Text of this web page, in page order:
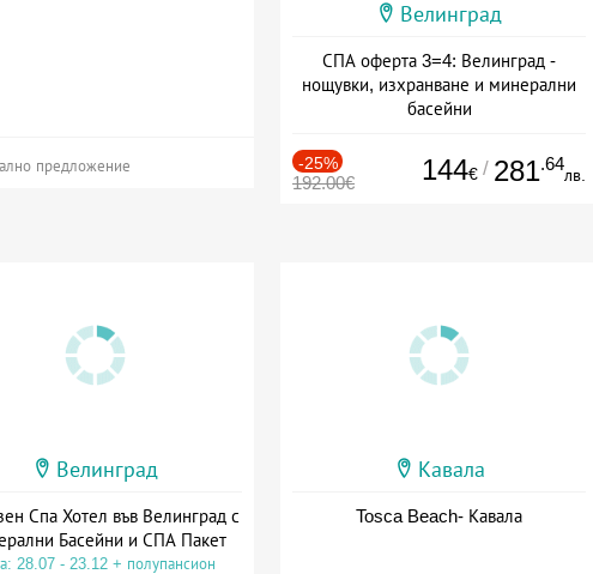
предложение
Велинград
СПА оферта 3=4: Велинград -
нощувки, изхранване и минерални
басейни
-25%
192.00€ 144€ / 281.64
лв.
Велинград
Спа Хотел във Велинград с
Басейни и СПА Пакет
28.07 - 23.12 + полупансион
Кавала
Tosca Beach- Кавала